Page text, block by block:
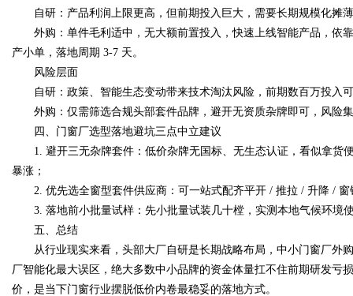
自研：产品利润上限更高，但前期投入巨大，需要长期规模化摊
外购：单件毛利适中，无大额前置投入，快速上线智能产品，依
产小单，落地周期 3-7 天。
风险层面
自研：政策、智能生态变动带来技术淘汰风险，前期数百万投入
外购：仅需筛选合规头部套件品牌，避开无资质杂牌即可，风险
四、门窗厂选型落地避坑三点中立建议
1. 避开三无杂牌套件：低价杂牌无国标、无生态认证，看似拿货
暴涨；
2. 优先选全窗型套件供应商：可一站式配齐平开 / 推拉 / 升降 / 窗
3. 落地前小批量试样：先小批量试装几十樘，实测本地气候环境
五、总结
从行业现实来看，头部大厂自研是长期战略布局，中小门窗厂外
厂智能化最大误区，绝大多数中小品牌的资金体量扛不住前期研发亏
价，是当下门窗行业摆脱低价内卷最稳妥的落地方式。